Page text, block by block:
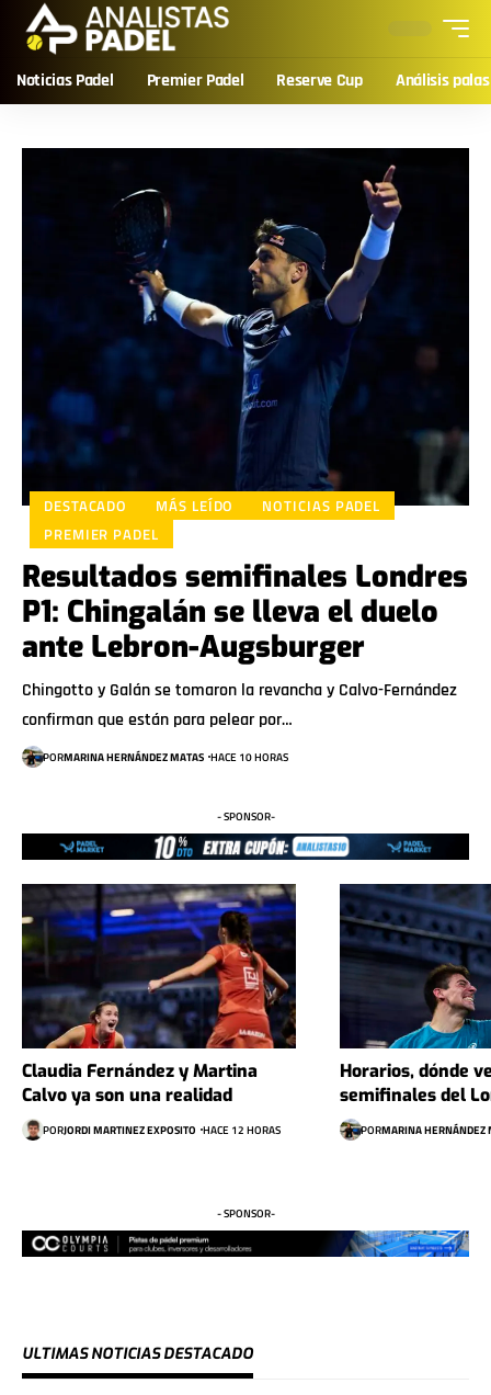
Noticias Padel Premier Padel Reserve Cup Análisis palas
DESTACADO MÁS LEÍDO
NOTICIAS PADEL
PREMIER PADEL
Resultados semifinales Londres
P1: Chingalán se lleva el duelo
ante Lebron-Augsburger
Chingotto y Galán se tomaron la revancha y Calvo-Fernández
confirman que están para pelear por…
PORMARINA HERNÁNDEZ MATAS HACE 10 HORAS
- SPONSOR-
Claudia Fernández y Martina
Calvo ya son una realidad
PORJORDI MARTINEZ EXPOSITO HACE 12 HORAS
Horarios, dónde
semifinales del
PORMARINA HERNÁNDEZ
- SPONSOR-
ULTIMAS NOTICIAS DESTACADO